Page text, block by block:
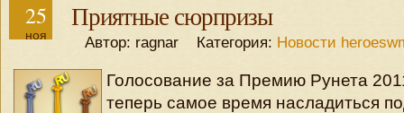
25
ноя
Приятные сюрпризы
Автор: ragnar Категория: Новости
Голосование за Премию Рунета
теперь самое время насладиться